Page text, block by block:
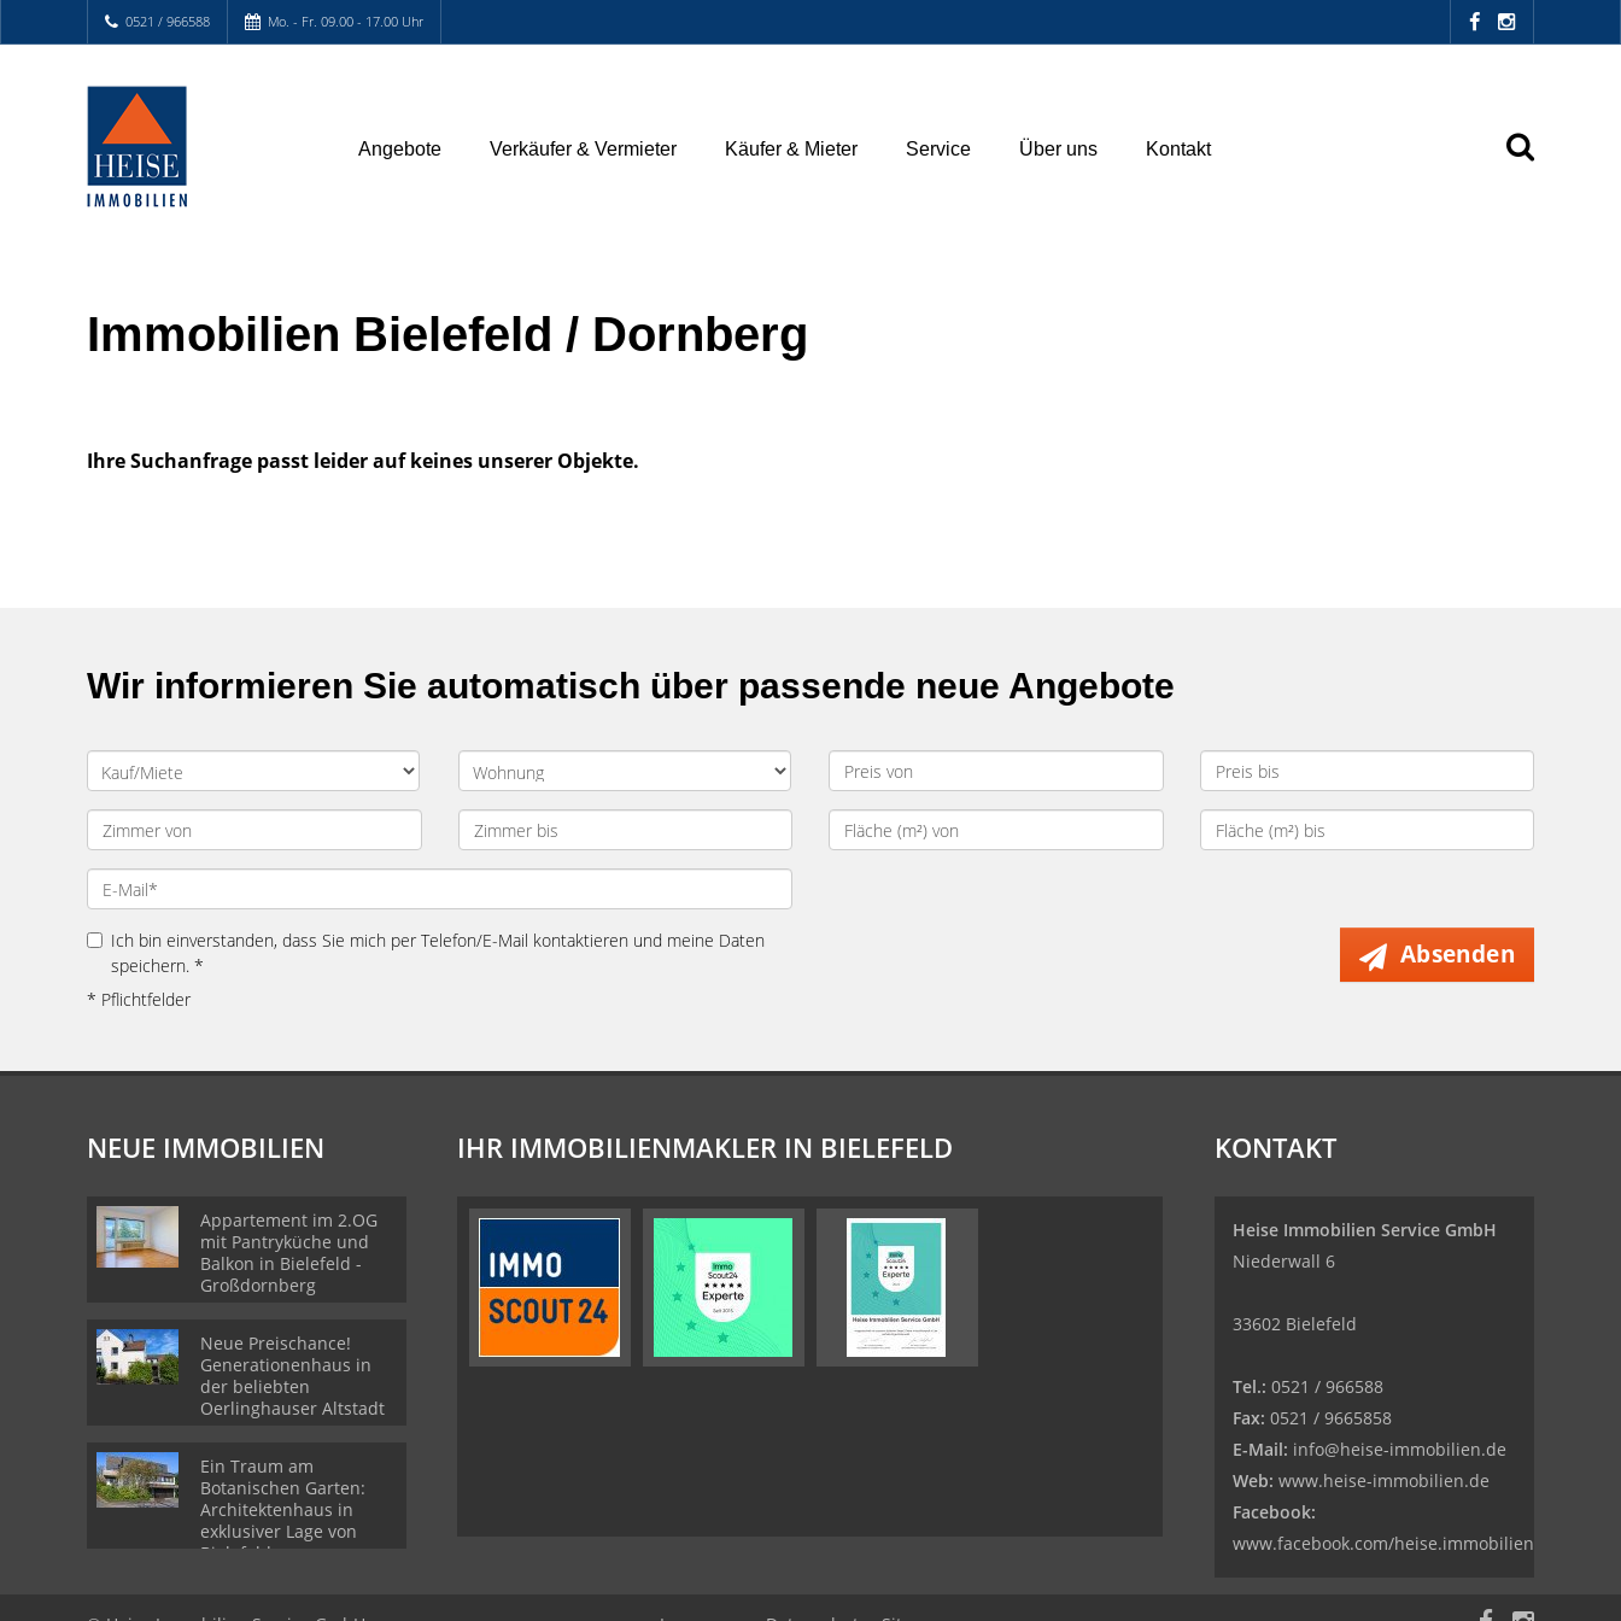
0521 / 966588 Mo. - Fr. 09.00 - 17.00 Uhr
Angebote Verkäufer & Vermieter Käufer & Mieter Service Über uns Kontakt
Immobilien Bielefeld / Dornberg
Ihre Suchanfrage passt leider auf keines unserer Objekte.
Wir informieren Sie automatisch über passende neue Angebote
Ich bin einverstanden, dass Sie mich per Telefon/E-Mail kontaktieren und meine Daten
speichern. *
* Pflichtfelder
Absenden
NEUE IMMOBILIEN
Appartement im 2.OG
mit Pantryküche und
Balkon in Bielefeld -
Großdornberg
Neue Preischance!
Generationenhaus in
der beliebten
Oerlinghauser Altstadt
Ein Traum am
Botanischen Garten:
Architektenhaus in
exklusiver Lage von
Bielefeld
IHR IMMOBILIENMAKLER IN BIELEFELD KONTAKT
Heise Immobilien Service GmbH
Niederwall 6
33602 Bielefeld
Tel.: 0521 / 966588
Fax: 0521 / 9665858
E-Mail: info@heise-immobilien.de
Web: www.heise-immobilien.de
Facebook:
www.facebook.com/heise.immobilien.bielefeld/